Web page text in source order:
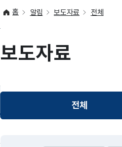
홈 알림 보도자료 전체
보도자료
전체선택됨